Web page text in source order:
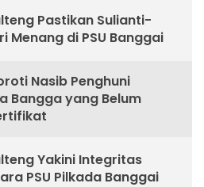
Pastikan Sulianti-
Menang di PSU Banggai
Nasib Penghuni
Bangga yang Belum
Yakini Integritas
PSU Pilkada Banggai